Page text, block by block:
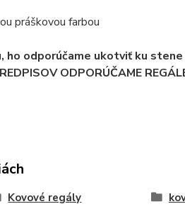
práškovou farbou
ho odporúčame ukotviť ku stene
ODPORÚČAME
Kovové regály